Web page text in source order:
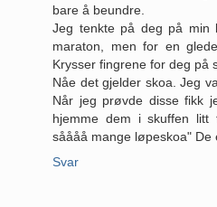
bare å beundre.
Jeg tenkte på deg på min
maraton, men for en
Krysser fingrene for deg på
Nåe det gjelder skoa. Jeg
Når jeg prøvde disse fikk
hjemme dem i skuffen
såååå mange løpeskoa" De
Svar